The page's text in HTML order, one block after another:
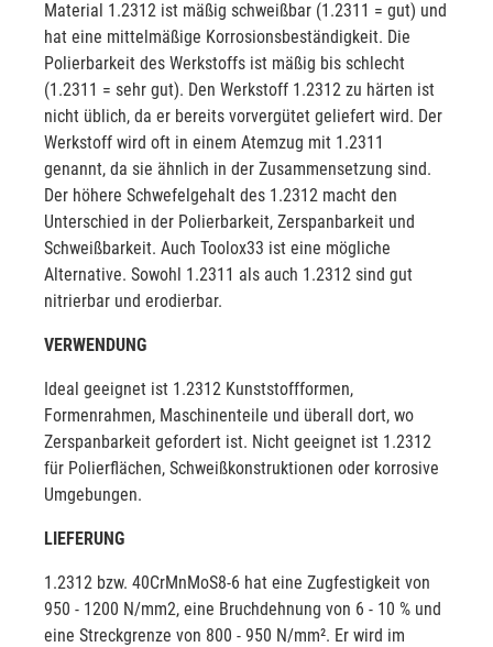
Material 1.2312 ist mäßig schweißbar (1.2311 = gut) und
hat eine mittelmäßige Korrosionsbeständigkeit. Die
Polierbarkeit des Werkstoffs ist mäßig bis schlecht
(1.2311 = sehr gut). Den Werkstoff 1.2312 zu härten ist
nicht üblich, da er bereits vorvergütet geliefert wird. Der
Werkstoff wird oft in einem Atemzug mit 1.2311
genannt, da sie ähnlich in der Zusammensetzung sind.
Der höhere Schwefelgehalt des 1.2312 macht den
Unterschied in der Polierbarkeit, Zerspanbarkeit und
Schweißbarkeit. Auch Toolox33 ist eine mögliche
Alternative. Sowohl 1.2311 als auch 1.2312 sind gut
nitrierbar und erodierbar.
VERWENDUNG
Ideal geeignet ist 1.2312 Kunststoffformen,
Formenrahmen, Maschinenteile und überall dort, wo
Zerspanbarkeit gefordert ist. Nicht geeignet ist 1.2312
für Polierflächen, Schweißkonstruktionen oder korrosive
Umgebungen.
LIEFERUNG
1.2312 bzw. 40CrMnMoS8-6 hat eine Zugfestigkeit von
950 - 1200 N/mm2, eine Bruchdehnung von 6 - 10 % und
eine Streckgrenze von 800 - 950 N/mm². Er wird im